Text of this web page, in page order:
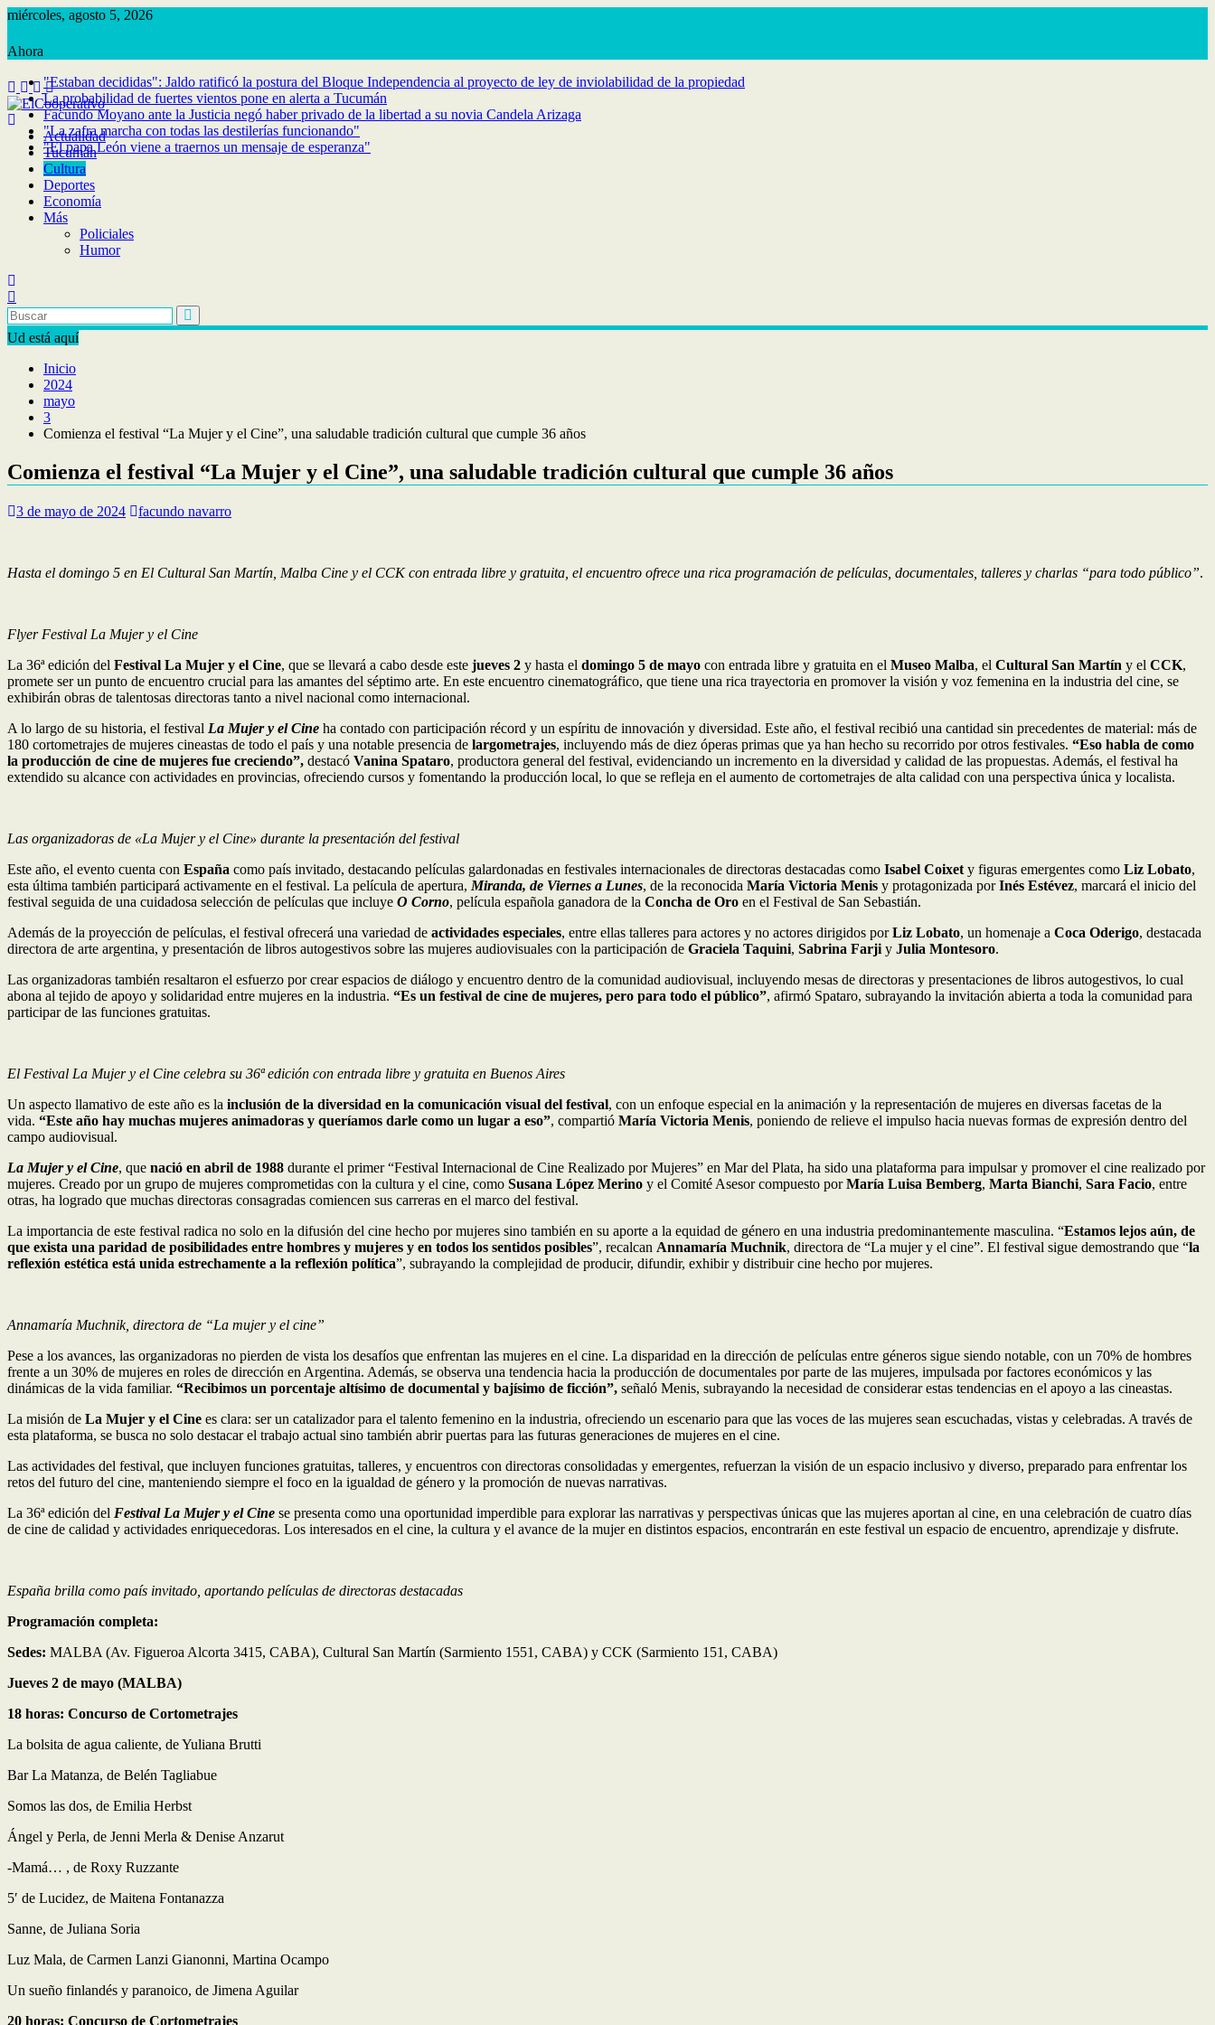
Saltar
contenido
miércoles, agosto 5, 2026
"Estaban decididas": Jaldo ratificó la postura del Bloque Independencia al proyecto de ley de inviolabilidad de la propiedad
La probabilidad de fuertes vientos pone en alerta a Tucumán
Facundo Moyano ante la Justicia negó haber privado de la libertad a su novia Candela Arizaga
"La zafra marcha con todas las destilerías funcionando"
"El papa León viene a traernos un mensaje de esperanza"
Actualidad
Tucumán
Cultura
Deportes
Economía
Más
Policiales
Humor
Ud está aquí
Inicio
2024
mayo
3
Comienza el festival “La Mujer y el Cine”, una saludable tradición cultural que cumple 36 años
Comienza el festival “La Mujer y el Cine”, una saludable tradición cultural que cumple 36 años
3 de mayo de 2024 facundo navarro
Hasta el domingo 5 en El Cultural San Martín, Malba Cine y el CCK con entrada libre y gratuita, el encuentro ofrece una rica programación de películas, documentales, talleres y charlas “para todo público”.
Flyer Festival La Mujer y el Cine
La 36ª edición del Festival La Mujer y el Cine, que se llevará a cabo desde este jueves 2 y hasta el domingo 5 de mayo con entrada libre y gratuita en el Museo Malba, el Cultural San Martín y el CCK,
promete ser un punto de encuentro crucial para las amantes del séptimo arte. En este encuentro cinematográfico, que tiene una rica trayectoria en promover la visión y voz femenina en la industria del cine, se
exhibirán obras de talentosas directoras tanto a nivel nacional como internacional.
A lo largo de su historia, el festival La Mujer y el Cine ha contado con participación récord y un espíritu de innovación y diversidad. Este año, el festival recibió una cantidad sin precedentes de material: más de
180 cortometrajes de mujeres cineastas de todo el país y una notable presencia de largometrajes, incluyendo más de diez óperas primas que ya han hecho su recorrido por otros festivales. “Eso habla de como
la producción de cine de mujeres fue creciendo”, destacó Vanina Spataro, productora general del festival, evidenciando un incremento en la diversidad y calidad de las propuestas. Además, el festival ha
extendido su alcance con actividades en provincias, ofreciendo cursos y fomentando la producción local, lo que se refleja en el aumento de cortometrajes de alta calidad con una perspectiva única y localista.
Las organizadoras de «La Mujer y el Cine» durante la presentación del festival
Este año, el evento cuenta con España como país invitado, destacando películas galardonadas en festivales internacionales de directoras destacadas como Isabel Coixet y figuras emergentes como Liz Lobato,
esta última también participará activamente en el festival. La película de apertura, Miranda, de Viernes a Lunes, de la reconocida María Victoria Menis y protagonizada porInés Estévez, marcará el inicio del
festival seguida de una cuidadosa selección de películas que incluye O Corno, película española ganadora de la Concha de Oro en el Festival de San Sebastián.
Además de la proyección de películas, el festival ofrecerá una variedad de actividades especiales, entre ellas talleres para actores y no actores dirigidos porLiz Lobato, un homenaje a Coca Oderigo, destacada
directora de arte argentina, y presentación de libros autogestivos sobre las mujeres audiovisuales con la participación de Graciela Taquini, Sabrina Farji y Julia Montesoro.
Las organizadoras también resaltaron el esfuerzo por crear espacios de diálogo y encuentro dentro de la comunidad audiovisual, incluyendo mesas de directoras y presentaciones de libros autogestivos, lo cual
abona al tejido de apoyo y solidaridad entre mujeres en la industria. “Es un festival de cine de mujeres, pero para todo el público”, afirmó Spataro, subrayando la invitación abierta a toda la comunidad para
participar de las funciones gratuitas.
El Festival La Mujer y el Cine celebra su 36ª edición con entrada libre y gratuita en Buenos Aires
Un aspecto llamativo de este año es la inclusión de la diversidad en la comunicación visual del festival, con un enfoque especial en la animación y la representación de mujeres en diversas facetas de la
vida. “Este año hay muchas mujeres animadoras y queríamos darle como un lugar a eso”, compartió María Victoria Menis, poniendo de relieve el impulso hacia nuevas formas de expresión dentro del
campo audiovisual.
La Mujer y el Cine, que nació en abril de 1988 durante el primer “Festival Internacional de Cine Realizado por Mujeres” en Mar del Plata, ha sido una plataforma para impulsar y promover el cine realizado por
mujeres. Creado por un grupo de mujeres comprometidas con la cultura y el cine, como Susana López Merino y el Comité Asesor compuesto porMaría Luisa Bemberg, Marta Bianchi, Sara Facio, entre
otras, ha logrado que muchas directoras consagradas comiencen sus carreras en el marco del festival.
La importancia de este festival radica no solo en la difusión del cine hecho por mujeres sino también en su aporte a la equidad de género en una industria predominantemente masculina. “Estamos lejos aún, de
que exista una paridad de posibilidades entre hombres y mujeres y en todos los sentidos posibles”, recalcan Annamaría Muchnik, directora de “La mujer y el cine”. El festival sigue demostrando que “la
reflexión estética está unida estrechamente a la reflexión política”, subrayando la complejidad de producir, difundir, exhibir y distribuir cine hecho por mujeres.
Annamaría Muchnik, directora de “La mujer y el cine”
Pese a los avances, las organizadoras no pierden de vista los desafíos que enfrentan las mujeres en el cine. La disparidad en la dirección de películas entre géneros sigue siendo notable, con un 70% de hombres
frente a un 30% de mujeres en roles de dirección en Argentina. Además, se observa una tendencia hacia la producción de documentales por parte de las mujeres, impulsada por factores económicos y las
dinámicas de la vida familiar. “Recibimos un porcentaje altísimo de documental y bajísimo de ficción”, señaló Menis, subrayando la necesidad de considerar estas tendencias en el apoyo a las cineastas.
La misión de La Mujer y el Cine es clara: ser un catalizador para el talento femenino en la industria, ofreciendo un escenario para que las voces de las mujeres sean escuchadas, vistas y celebradas. A través de
esta plataforma, se busca no solo destacar el trabajo actual sino también abrir puertas para las futuras generaciones de mujeres en el cine.
Las actividades del festival, que incluyen funciones gratuitas, talleres, y encuentros con directoras consolidadas y emergentes, refuerzan la visión de un espacio inclusivo y diverso, preparado para enfrentar los
retos del futuro del cine, manteniendo siempre el foco en la igualdad de género y la promoción de nuevas narrativas.
La 36ª edición del Festival La Mujer y el Cine se presenta como una oportunidad imperdible para explorar las narrativas y perspectivas únicas que las mujeres aportan al cine, en una celebración de cuatro días
de cine de calidad y actividades enriquecedoras. Los interesados en el cine, la cultura y el avance de la mujer en distintos espacios, encontrarán en este festival un espacio de encuentro, aprendizaje y disfrute.
España brilla como país invitado, aportando películas de directoras destacadas
Programación completa:
Sedes: MALBA (Av. Figueroa Alcorta 3415, CABA), Cultural San Martín (Sarmiento 1551, CABA) y CCK (Sarmiento 151, CABA)
Jueves 2 de mayo (MALBA)
18 horas: Concurso de Cortometrajes
La bolsita de agua caliente, de Yuliana Brutti
Bar La Matanza, de Belén Tagliabue
Somos las dos, de Emilia Herbst
Ángel y Perla, de Jenni Merla & Denise Anzarut
-Mamá… , de Roxy Ruzzante
5′ de Lucidez, de Maitena Fontanazza
Sanne, de Juliana Soria
Luz Mala, de Carmen Lanzi Gianonni, Martina Ocampo
Un sueño finlandés y paranoico, de Jimena Aguilar
20 horas: Concurso de Cortometrajes